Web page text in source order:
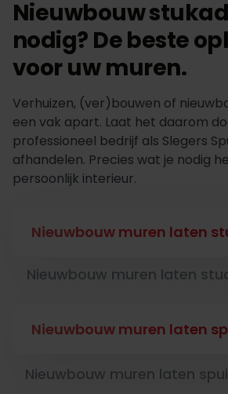
Nieuwbouw
nodig? De beste
voor uw muren.
Verhuizen, (ver)bouwen of
een vak apart. Laat het daarom
professioneel bedrijf als Slegers
afhandelen. Precies wat je nodig
persoonlijk interieur.
Nieuwbouw muren laten
Nieuwbouw muren laten
Nieuwbouw muren laten
Nieuwbouw muren laten